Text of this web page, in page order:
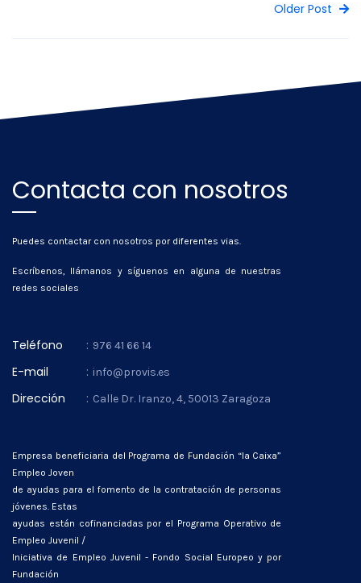
Older Post
Contacta con nosotros
Puedes contactar con nosotros por diferentes vias.
Escríbenos, llámanos y síguenos en alguna de nuestras
redes sociales
Teléfono : 976 41 66 14
E-mail : info@provis.es
Dirección : Calle Dr. Iranzo, 4, 50013 Zaragoza
Empresa beneficiaria del Programa de Fundación “la Caixa”
Empleo Joven
de ayudas para el fomento de la contratación de personas
jóvenes. Estas
ayudas están cofinanciadas por el Programa Operativo de
Empleo Juvenil /
Iniciativa de Empleo Juvenil - Fondo Social Europeo y por
Fundación